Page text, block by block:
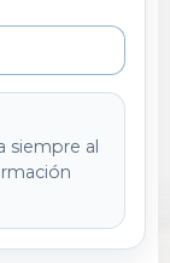
siempre al